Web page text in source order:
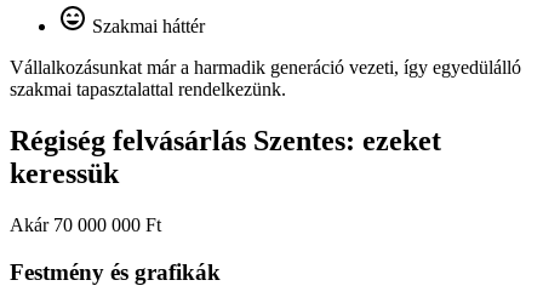
Szakmai háttér
Vállalkozásunkat már a harmadik generáció vezeti, így egyedülálló
szakmai tapasztalattal rendelkezünk.
Régiség felvásárlás Szentes: ezeket
keressük
Akár 70 000 000 Ft
Festmény és grafikák